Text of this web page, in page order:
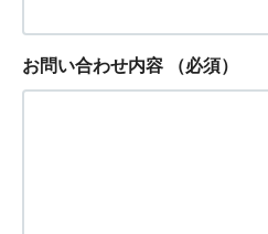
お問い合わせ内容 （必須）